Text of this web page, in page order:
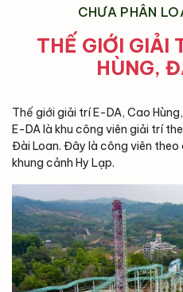
CHƯA PHÂN
THẾ GIỚI GIẢI
HÙNG,
Thế giới giải trí E-DA, Cao
E-DA là khu công viên giải trí
Đài Loan. Đây là công viên
khung cảnh Hy Lạp.